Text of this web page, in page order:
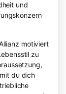
und
motiviert
zu
du dich